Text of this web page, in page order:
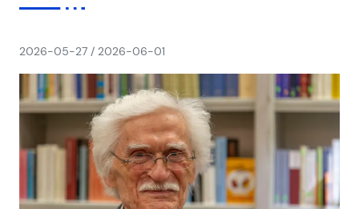
2026-05-27 / 2026-06-01